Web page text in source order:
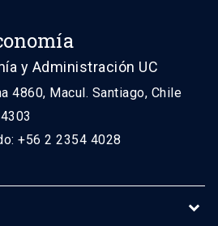
y Administración UC
4860, Macul. Santiago, Chile
+56 2 2354 4028